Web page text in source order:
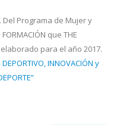
Del Programa de Mujer y
que THE
elaborado para el año 2017.
INNOVACIÓN y